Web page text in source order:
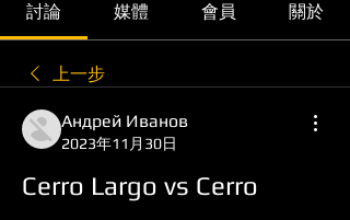
討論 媒體 會員 關於
上一步
Андрей Иванов
2023年11月30日
Cerro Largo vs Cerro